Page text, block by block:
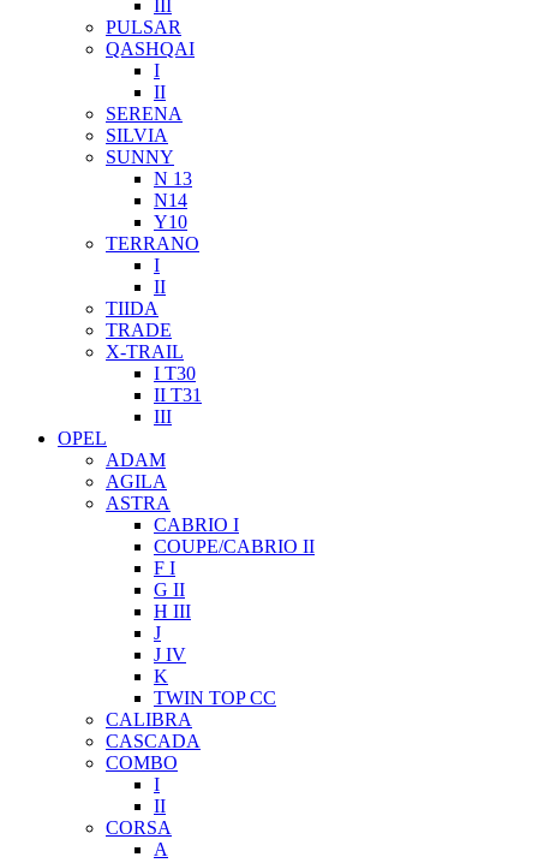
III
PULSAR
QASHQAI
I
II
SERENA
SILVIA
SUNNY
N 13
N14
Y10
TERRANO
I
II
TIIDA
TRADE
X-TRAIL
I T30
II T31
III
OPEL
ADAM
AGILA
ASTRA
CABRIO I
COUPE/CABRIO II
F I
G II
H III
J
J IV
K
TWIN TOP CC
CALIBRA
CASCADA
COMBO
I
II
CORSA
A